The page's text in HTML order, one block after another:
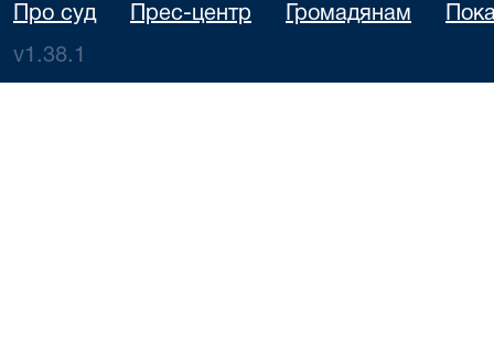
Про суд Прес-центр Громадянам
v1.38.1